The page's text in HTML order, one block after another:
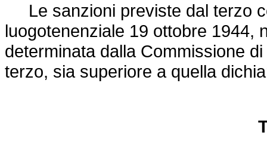
Le sanzioni previste dal terzo
luogotenenziale 19 ottobre 1944,
determinata dalla Commissione
terzo, sia superiore a quella